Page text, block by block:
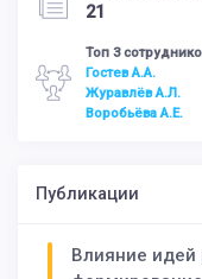
21
Топ 3
Гостев А.А.
Журавлёв А.Л.
Воробьёва А.Е.
Публикации
Влияние идей